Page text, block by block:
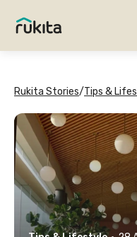
Rukita Stories/Tips &